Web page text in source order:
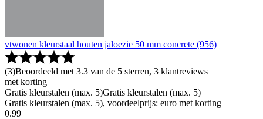
vtwonen kleurstaal houten jaloezie 50 mm concrete (956)
(3)Beoordeeld met 3.3 van de 5 sterren, 3 klantreviews
met korting
Gratis kleurstalen (max. 5)Gratis kleurstalen (max. 5)
Gratis kleurstalen (max. 5), voordeelprijs: euro met korting
0.99